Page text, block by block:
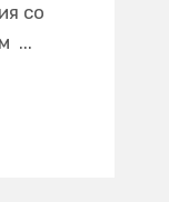
со
...